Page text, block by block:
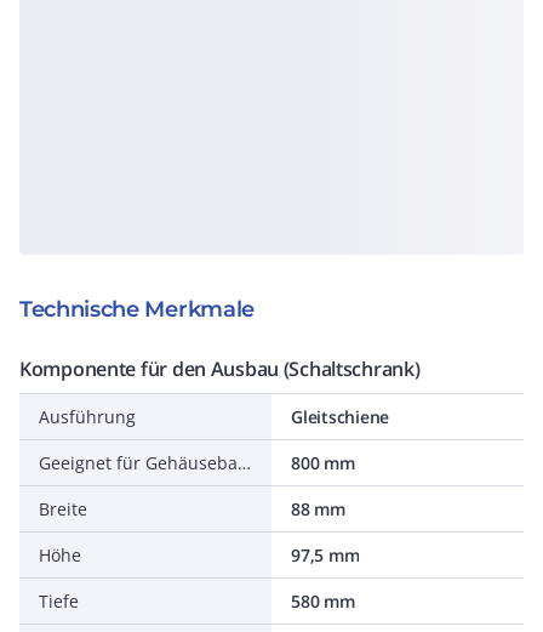
Technische Merkmale
Komponente für den Ausbau (Schaltschrank)
Ausführung
Gleitschiene
Geeignet für Gehäusebautiefe
800 mm
Breite
88 mm
Höhe
97,5 mm
Tiefe
580 mm